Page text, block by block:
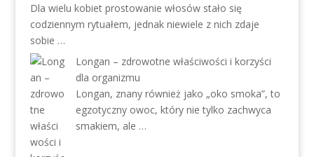
Dla wielu kobiet prostowanie włosów stało się
codziennym rytuałem, jednak niewiele z nich zdaje
sobie …
Longan – zdrowotne właściwości i korzyści
dla organizmu
Longan, znany również jako „oko smoka”, to
egzotyczny owoc, który nie tylko zachwyca
smakiem, ale …